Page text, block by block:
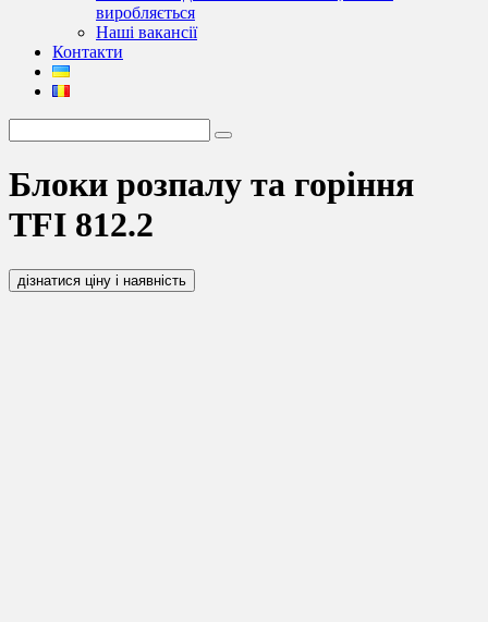
виробляється
Наші вакансії
Контакти
Блоки розпалу та горіння
TFI 812.2
дізнатися ціну і наявність